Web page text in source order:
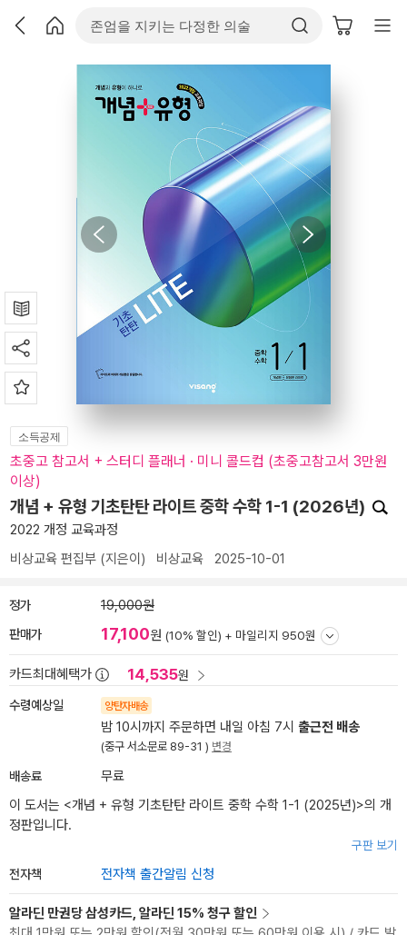
소득공제
초중고 참고서 + 스터디 플래너 · 미니 콜드컵 (초중고참고서 3만원
이상)
개념 + 유형 기초탄탄 라이트 중학 수학 1-1 (2026년)
2022 개정 교육과정
비상교육 편집부 (지은이) 비상교육 2025-10-01
정가 19,000원
판매가 17,100원 (10% 할인) + 마일리지 950원
카드최대혜택가 14,535원
수령예상일 양탄자배송
밤 10시까지 주문하면 내일 아침 7시 출근전 배송
(중구 서소문로 89-31 ) 변경
배송료
무료
이 도서는 <개념 + 유형 기초탄탄 라이트 중학 수학 1-1 (2025년)>의 개
정판입니다.
구판 보기
전자책 전자책 출간알림 신청
알라딘 만권당 삼성카드, 알라딘 15% 청구 할인